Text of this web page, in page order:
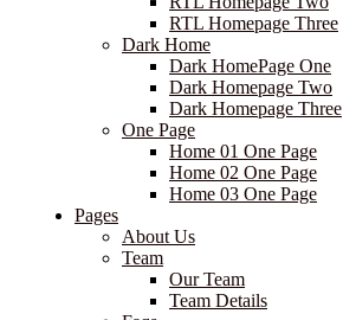
RTL Homepage Three
Dark Home
Dark HomePage One
Dark Homepage Two
Dark Homepage Three
One Page
Home 01 One Page
Home 02 One Page
Home 03 One Page
Pages
About Us
Team
Our Team
Team Details